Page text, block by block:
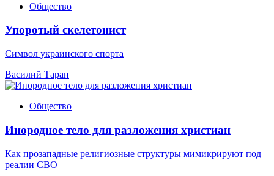
Общество
Упоротый скелетонист
Символ украинского спорта
Василий Таран
Общество
Инородное тело для разложения христиан
Как прозападные религиозные структуры мимикрируют под
реалии СВО